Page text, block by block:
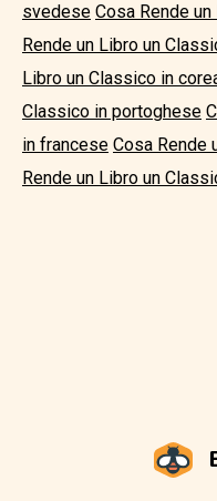
svedese Cosa Rende
Rende un Libro un
Libro un Classico in
Classico in portoghese
in francese Cosa Rende
Rende un Libro un